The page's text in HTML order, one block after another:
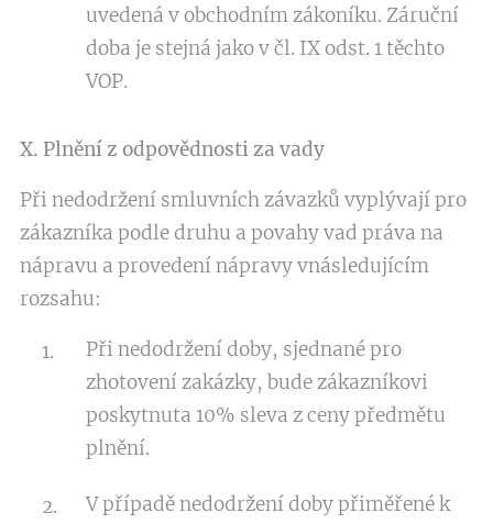
uvedená v obchodním zákoníku. Záruční
doba je stejná jako v čl. IX odst. 1 těchto
VOP.
X. Plnění z odpovědnosti za vady
Při nedodržení smluvních závazků vyplývají pro
zákazníka podle druhu a povahy vad práva na
nápravu a provedení nápravy vnásledujícím
rozsahu:
Při nedodržení doby, sjednané pro
zhotovení zakázky, bude zákazníkovi
poskytnuta 10% sleva z ceny předmětu
plnění.
V případě nedodržení doby přiměřené k